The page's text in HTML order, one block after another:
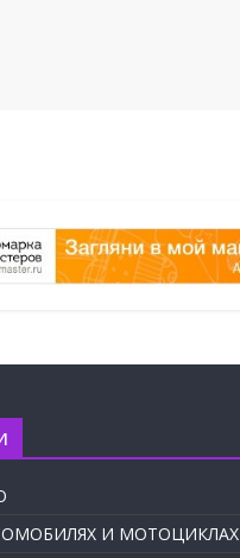
И МОТОЦИКЛАХ